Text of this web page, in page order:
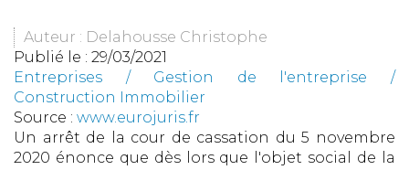
Auteur : Delahousse Christophe
Publié le : 29/03/2021
Entreprises / Gestion de l'entreprise /
Construction Immobilier
Source : www.eurojuris.fr
Un arrêt de la cour de cassation du 5 novembre
2020 énonce que dès lors que l'objet social de la